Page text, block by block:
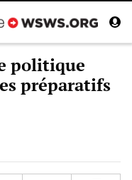
politique
préparatifs